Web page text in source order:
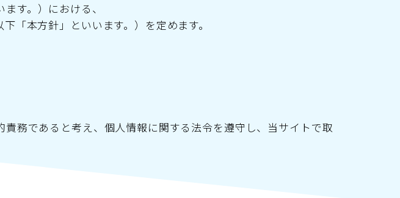
す。）における、
「本方針」といいます。）を定めます。
務であると考え、個人情報に関する法令を遵守し、当サイトで取